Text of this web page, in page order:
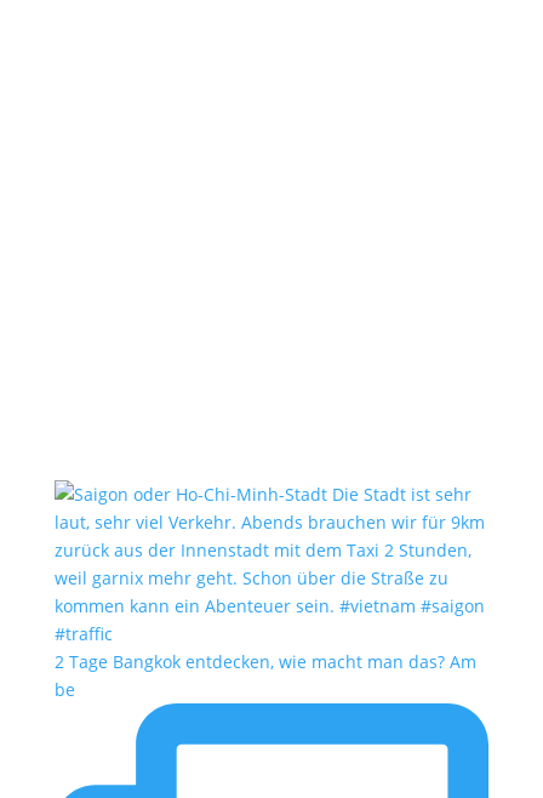
2 Tage Bangkok entdecken, wie macht man das? Am
be